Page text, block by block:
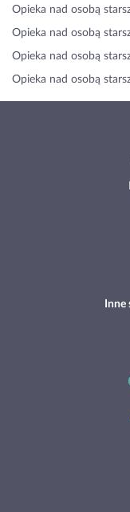
Opieka nad osobą
Opieka nad osobą
Opieka nad osobą
Opieka nad osobą